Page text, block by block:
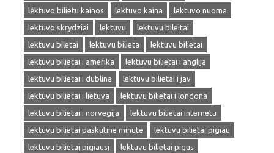
lėktuvo bilietu kainos
lektuvo kaina
lektuvo nuoma
lektuvo skrydziai
lektuvu
lektuvu bileitai
lektuvu biletai
lektuvu bilieta
lektuvu bilietai
lektuvu bilietai i amerika
lektuvu bilietai i anglija
lektuvu bilietai i dublina
lektuvu bilietai i jav
lektuvu bilietai i lietuva
lektuvu bilietai i londona
lektuvu bilietai i norvegija
lektuvu bilietai internetu
lektuvu bilietai paskutine minute
lektuvu bilietai pigiau
lektuvu bilietai pigiausi
lektuvu bilietai pigus